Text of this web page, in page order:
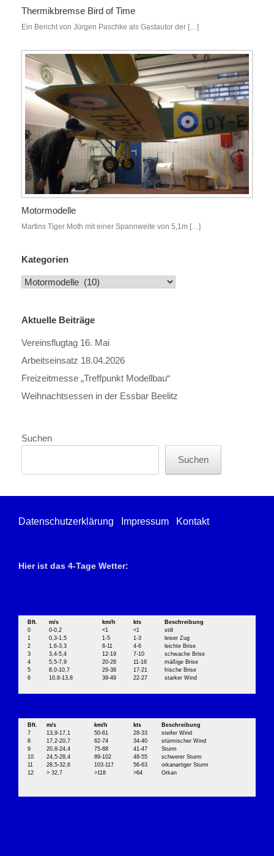
Thermikbremse Bird of Time
Ein Bericht von Jürgen Paschke als Gastautor der […]
Motormodelle
Martins Tiger Moth mit einer Spannweite von 5,1m […]
Kategorien
Kategorien
Aktuelle Beiträge
Vereinsflugtag 16. Mai
Arbeitseinsatz 18.04.2026
Freizeitmesse „Treffpunkt Modellbau“
Weihnachtsessen in der Essbar Beelitz
Suchen
Suchen
Datenschutzerklärung Impressum Kontakt
Hier ist das 4-Tage Wetter:
Bft. m/s km/h kts
Beschreibung
0
0-0,2 <1 <1
still
1
0,3-1,5 1-5 1-3
leiser Zug
2
1,6-3,3 6-11 4-6
leichte Brise
3
3,4-5,4 12-19 7-10
schwache Brise
4
5,5-7,9 20-28 11-16
mäßige Brise
5
8,0-10,7 29-38 17-21
frische Brise
6
10,8-13,8 39-49 22-27 starker Wind
Bft. m/s km/h kts
Beschreibung
7
13,9-17,1 50-61 28-33
steifer Wind
8
17,2-20,7 62-74 34-40
stürmischer Wind
9
20,8-24,4 75-88 41-47
Sturm
10
24,5-28,4 89-102 48-55
schwerer Sturm
11
28,5-32,6 103-117 56-63
orkanartiger Sturm
12
> 32,7 >118 >64 Orkan